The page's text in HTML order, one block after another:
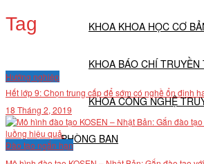
KHOA KHOA HỌC CƠ
KHOA BÁO CHÍ TRUYỀN
KHOA CÔNG NGHỆ
PHÒNG BAN
Tag
Hướng nghiệp
Hết lớp 9: Chọn trung cấp để sớm có nghề ổn định
18 Tháng 2, 2019
Đào tạo ngắn hạn